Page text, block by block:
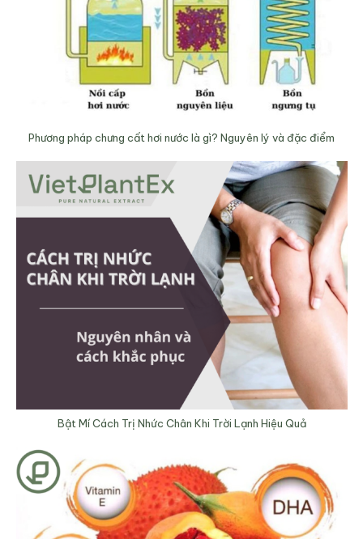
Phương pháp chưng cất hơi nước là gì? Nguyên lý và đặc điểm
Bật Mí Cách Trị Nhức Chân Khi Trời Lạnh Hiệu Quả